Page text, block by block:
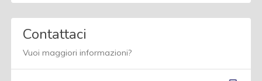
Contattaci
Vuoi maggiori informazioni?